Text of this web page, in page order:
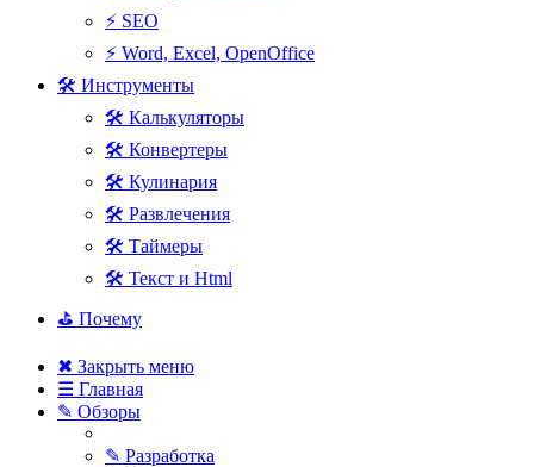
⚡ SEO
⚡ Word, Excel, OpenOffice
🛠 Инструменты
🛠 Калькуляторы
🛠 Конвертеры
🛠 Кулинария
🛠 Развлечения
🛠 Таймеры
🛠 Текст и Html
⛳ Почему
✖ Закрыть меню
☰ Главная
✎ Обзоры
✎ Разработка